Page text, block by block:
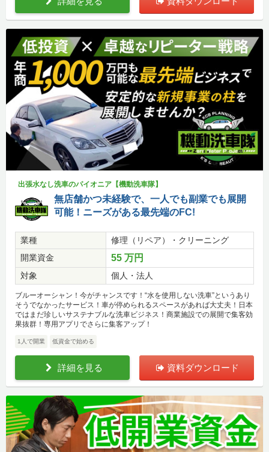
出張水なし洗車のパイオニア【機動洗車隊】
無店舗かつ未経験で、一人でも副業でも展開
可能！ニーズがある最先端のFC!
業種
修理（リペア）・クリーニング
開業資金
55 万円
対象 個人・法人
ブルーオーシャン！今がチャンスです！“水を使用しない洗車”というあり
そうでなかったサービス！車が停められるスペースがあれば大丈夫！日本
ではまだ珍しいサステナブルな洗車ビジネス！商業施設での展開で集客効
果抜群！専用アプリでさらに集客アップ！
1人で開業 低資金で始める
詳細を見る 資料ダウンロード